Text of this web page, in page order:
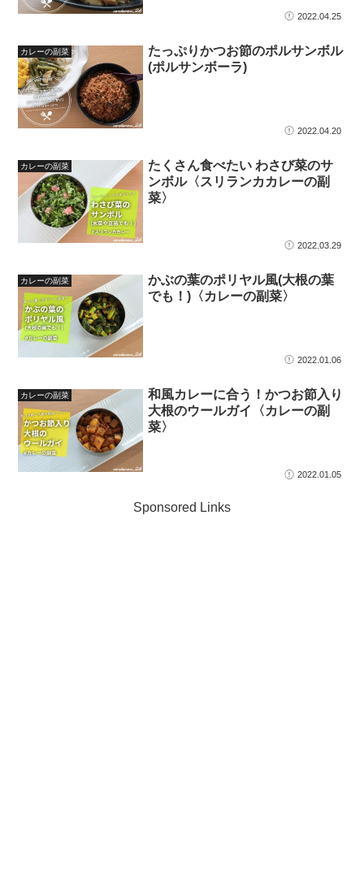
2022.04.25
カレーの副菜
たっぷりかつお節のポルサンボル
(ポルサンボーラ)
2022.04.20
カレーの副菜
たくさん食べたい わさび菜のサ
ンボル〈スリランカカレーの副
菜〉
2022.03.29
カレーの副菜
かぶの葉のポリヤル風(大根の葉
でも！)〈カレーの副菜〉
2022.01.06
カレーの副菜
和風カレーに合う！かつお節入り
大根のウールガイ〈カレーの副
菜〉
2022.01.05
Sponsored Links